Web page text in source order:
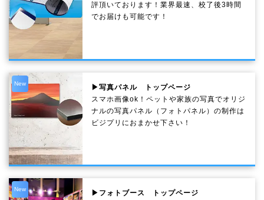
評頂いております！業界最速、校了後3時間
でお届けも可能です！
New
▶写真パネル トップページ
スマホ画像ok！ペットや家族の写真でオリジ
ナルの写真パネル（フォトパネル）の制作は
ビジプリにおまかせ下さい！
New
▶フォトブース トップページ